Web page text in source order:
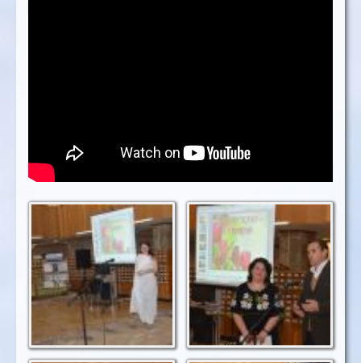
Вітанння від музи
Кліо
Привітання від
Базилєва